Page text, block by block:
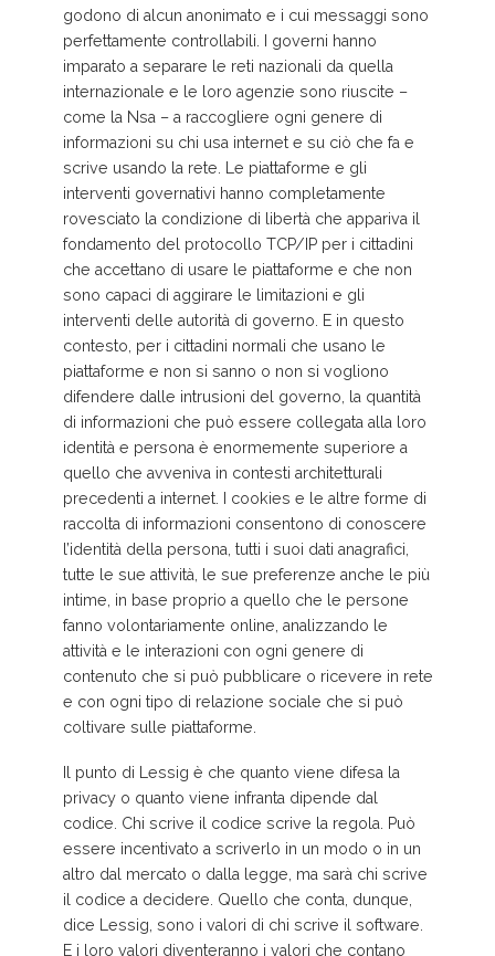
godono di alcun anonimato e i cui messaggi sono
perfettamente controllabili. I governi hanno
imparato a separare le reti nazionali da quella
internazionale e le loro agenzie sono riuscite –
come la Nsa – a raccogliere ogni genere di
informazioni su chi usa internet e su ciò che fa e
scrive usando la rete. Le piattaforme e gli
interventi governativi hanno completamente
rovesciato la condizione di libertà che appariva il
fondamento del protocollo TCP/IP per i cittadini
che accettano di usare le piattaforme e che non
sono capaci di aggirare le limitazioni e gli
interventi delle autorità di governo. E in questo
contesto, per i cittadini normali che usano le
piattaforme e non si sanno o non si vogliono
difendere dalle intrusioni del governo, la quantità
di informazioni che può essere collegata alla loro
identità e persona è enormemente superiore a
quello che avveniva in contesti architetturali
precedenti a internet. I cookies e le altre forme di
raccolta di informazioni consentono di conoscere
l’identità della persona, tutti i suoi dati anagrafici,
tutte le sue attività, le sue preferenze anche le più
intime, in base proprio a quello che le persone
fanno volontariamente online, analizzando le
attività e le interazioni con ogni genere di
contenuto che si può pubblicare o ricevere in rete
e con ogni tipo di relazione sociale che si può
coltivare sulle piattaforme.
Il punto di Lessig è che quanto viene difesa la
privacy o quanto viene infranta dipende dal
codice. Chi scrive il codice scrive la regola. Può
essere incentivato a scriverlo in un modo o in un
altro dal mercato o dalla legge, ma sarà chi scrive
il codice a decidere. Quello che conta, dunque,
dice Lessig, sono i valori di chi scrive il software.
E i loro valori diventeranno i valori che contano